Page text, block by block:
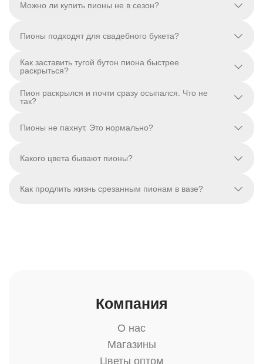
Можно ли купить пионы не в сезон?
Пионы подходят для свадебного букета?
Как заставить тугой бутон пиона быстрее
раскрыться?
Пион раскрылся и почти сразу осыпался. Что не
так?
Пионы не пахнут. Это нормально?
Какого цвета бывают пионы?
Как продлить жизнь срезанным пионам в вазе?
Компания
О нас
Магазины
Цветы оптом